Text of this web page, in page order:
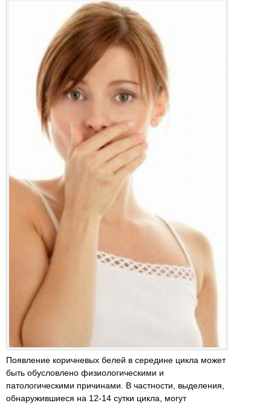
Появление коричневых белей в середине цикла может
быть обусловлено физиологическими и
патологическими причинами. В частности, выделения,
обнаружившиеся на 12-14 сутки цикла, могут